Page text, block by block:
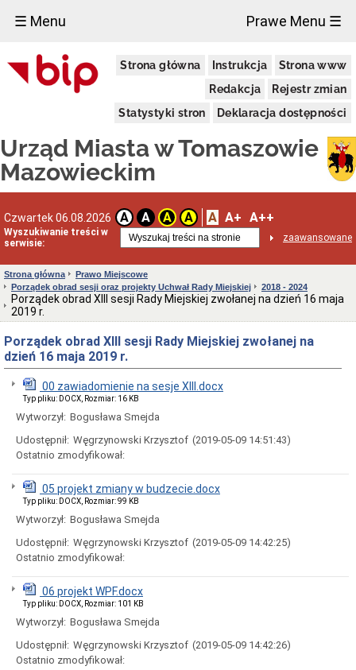
☰ Menu Prawe Menu ☰
Strona główna Instrukcja
Strona www
Redakcja
Rejestr zmian
Statystyki stron
Deklaracja dostępności
Urząd Miasta w Tomaszowie
Mazowieckim
Czwartek 06.08.2026 A A A A A A+ A++
Wyszukiwanie treści w
serwisie:
zaawansowane
Miasto
Pieczęcie
Granice
miasta
Statut
Miasta
Władze
Miasta
Prezydent
zastępcy
Rada
Miejska
2024-
Prezydium
Rady
Miejskiej
Dyżury
Biurze
Miejskiej
Składy
komisji
stałych
Rady
Miejskiej
Interpelacje
zapytania
obrad
sesji
Strona główna
Prawo Miejscowe
Porządek obrad sesji oraz projekty Uchwał Rady Miejskiej
2018 - 2024
Porządek obrad XIII sesji Rady Miejskiej zwołanej na dzień 16 maja
2019 r.
Porządek obrad XIII sesji Rady Miejskiej zwołanej na
dzień 16 maja 2019 r.
00 zawiadomienie na sesje XIII.docx
Typ pliku: DOCX, Rozmiar: 16 KB
Wytworzył: Bogusława Smejda
Udostępnił: Węgrzynowski Krzysztof (2019-05-09 14:51:43)
Ostatnio zmodyfikował:
05 projekt zmiany w budzecie.docx
Typ pliku: DOCX, Rozmiar: 99 KB
Wytworzył: Bogusława Smejda
Udostępnił: Węgrzynowski Krzysztof (2019-05-09 14:42:25)
Ostatnio zmodyfikował:
06 projekt WPF.docx
Typ pliku: DOCX, Rozmiar: 101 KB
Wytworzył: Bogusława Smejda
Udostępnił: Węgrzynowski Krzysztof (2019-05-09 14:42:26)
Ostatnio zmodyfikował:
×